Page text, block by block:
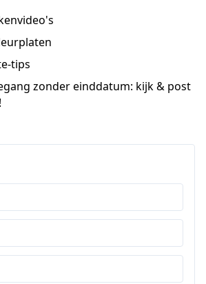
tips
zonder einddatum: kijk & post